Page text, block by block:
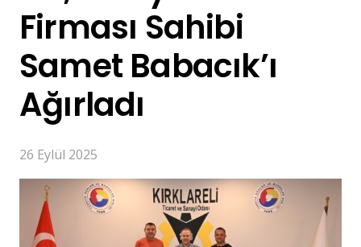
Firması Sahibi
Samet Babacık’ı
Ağırladı
26 Eylül 2025